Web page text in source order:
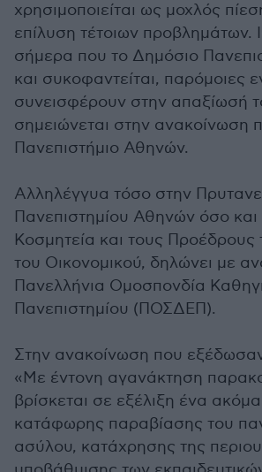
χρησιμοποιείται ως μοχλός
επίλυση τέτοιων προβλημάτων.
σήμερα που το Δημόσιο
και συκοφαντείται, παρόμοιες
συνεισφέρουν στην απαξίωσή
σημειώνεται στην ανακοίνωση
Πανεπιστήμιο Αθηνών.
Αλληλέγγυα τόσο στην
Πανεπιστημίου Αθηνών όσο και
Κοσμητεία και τους Προέδρους
του Οικονομικού, δηλώνει με
Πανελλήνια Ομοσπονδία
Πανεπιστημίου (ΠΟΣΔΕΠ).
Στην ανακοίνωση που
«Με έντονη αγανάκτηση
βρίσκεται σε εξέλιξη ένα
κατάφωρης παραβίασης του
ασύλου, κατάχρησης της